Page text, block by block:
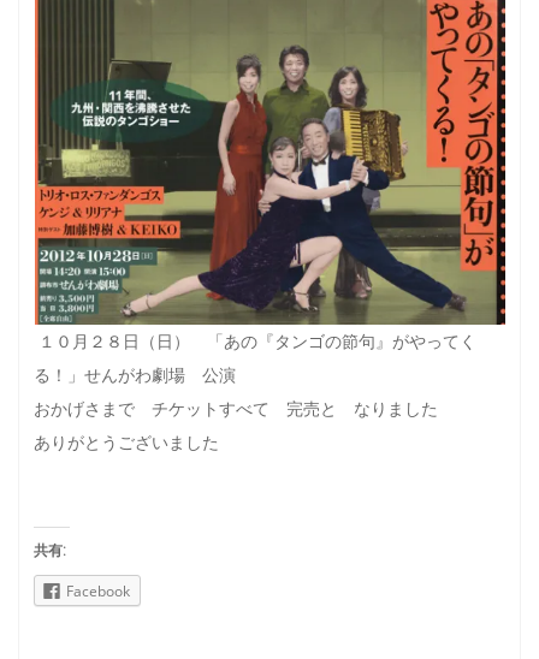
１０月２８日（日） 「あの『タンゴの節句』がやってく
る！」せんがわ劇場 公演
おかげさまで チケットすべて 完売と なりました
ありがとうございました
共有:
Facebook